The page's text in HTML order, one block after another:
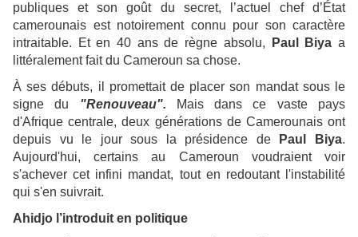
publiques et son goût du secret, l’actuel chef d’État
camerounais est notoirement connu pour son caractère
intraitable. Et en 40 ans de règne absolu,
Paul Biya a
littéralement fait du Cameroun sa chose.
À ses débuts, il promettait de placer son mandat sous le
signe du "Renouveau". Mais dans ce vaste pays
d'Afrique centrale, deux générations de Camerounais ont
depuis vu le jour sous la présidence de
Paul Biya.
Aujourd'hui, certains au Cameroun voudraient voir
s'achever cet infini mandat, tout en redoutant l'instabilité
qui s'en suivrait.
Ahidjo l’introduit en politique